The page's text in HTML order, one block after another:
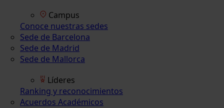
Campus
Conoce nuestras sedes
Sede de Barcelona
Sede de Madrid
Sede de Mallorca
Líderes
Ranking y reconocimientos
Acuerdos Académicos